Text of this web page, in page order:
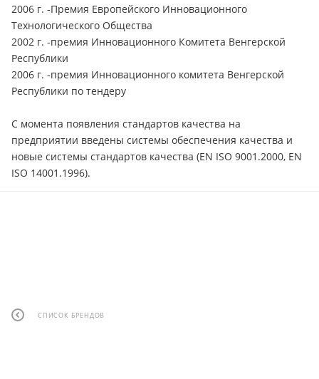
2006 г. -Премия Европейского Инновационного
Технологического Общества
2002 г. -премия Инновационного Комитета Венгерской
Республики
2006 г. -премия Инновационного комитета Венгерской
Республики по тендеру
С момента появления стандартов качества на
предприятии введены системы обеспечения качества и
новые системы стандартов качества (EN ISO 9001.2000, EN
ISO 14001.1996).
СПИСОК БРЕНДОВ